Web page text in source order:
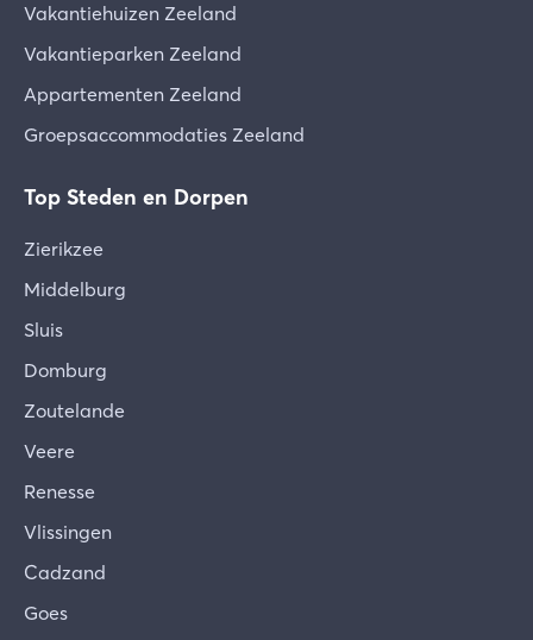
Vakantiehuizen Zeeland
Vakantieparken Zeeland
Appartementen Zeeland
Groepsaccommodaties Zeeland
Top Steden en Dorpen
Zierikzee
Middelburg
Sluis
Domburg
Zoutelande
Veere
Renesse
Vlissingen
Cadzand
Goes